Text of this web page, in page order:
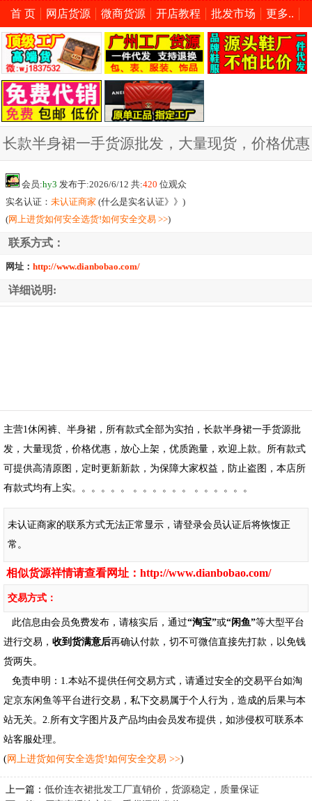
首 页 网店货源 微商货源 开店教程 批发市场 更多..
长款半身裙一手货源批发，大量现货，价格优惠
会员:hy3 发布于:2026/6/12 共:420 位观众
实名认证： 未认证商家 (什么是实名认证》》 )
(网上进货如何安全选货!如何安全交易 >>)
联系方式：
网址： http://www.dianbobao.com/
详细说明:
主营1休闲裤、半身裙，所有款式全部为实拍，长款半身裙一手货源批
发，大量现货，价格优惠，放心上架，优质跑量，欢迎上款。所有款式
可提供高清原图，定时更新新款，为保障大家权益，防止盗图，本店所
有款式均有上实。。。。。。 。。。。。。 。。。。。。
未认证商家的联系方式无法正常显示，请登录会员认证后将恢愎正
常。
相似货源祥情请查看网址： http://www.dianbobao.com/
交易方式：
此信息由会员免费发布，请核实后，通过“淘宝”或“闲鱼”等大型平台
进行交易， 收到货满意后再确认付款，切不可微信直接先打款，以免钱
货两失。
免责申明：1.本站不提供任何交易方式，请通过安全的交易平台如淘
定京东闲鱼等平台进行交易，私下交易属于个人行为，造成的后果与本
站无关。2.所有文字图片及产品均由会员发布提供，如涉侵权可联系本
站客服处理。
(网上进货如何安全选货!如何安全交易 >>)
上一篇： 低价连衣裙批发工厂直销价，货源稳定，质量保证